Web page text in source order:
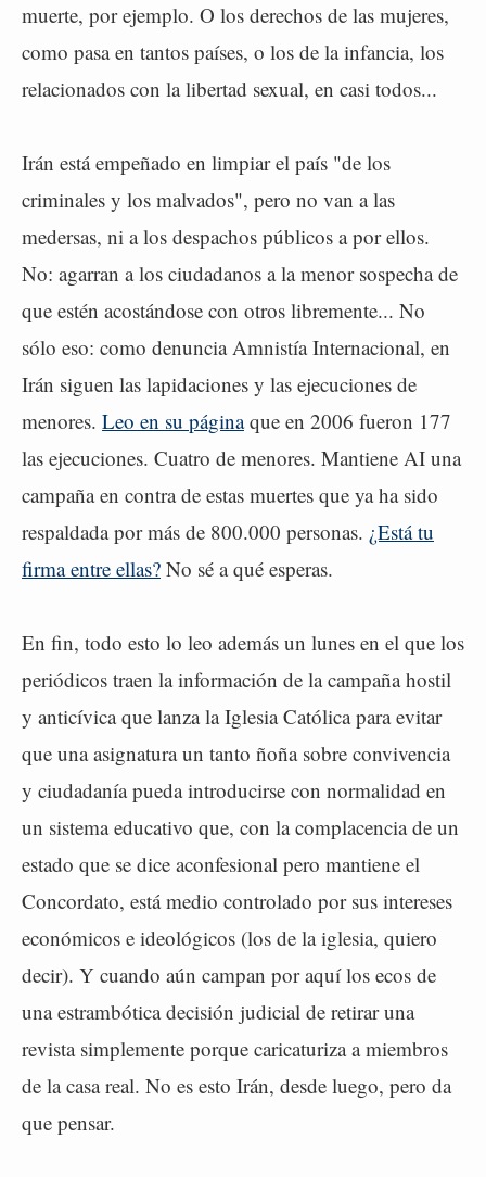
muerte, por ejemplo. O los derechos de las mujeres,
como pasa en tantos países, o los de la infancia, los
relacionados con la libertad sexual, en casi todos...
Irán está empeñado en limpiar el país "de los
criminales y los malvados", pero no van a las
medersas, ni a los despachos públicos a por ellos.
No: agarran a los ciudadanos a la menor sospecha de
que estén acostándose con otros libremente... No
sólo eso: como denuncia Amnistía Internacional, en
Irán siguen las lapidaciones y las ejecuciones de
menores. Leo en su páginaque en 2006 fueron 177
las ejecuciones. Cuatro de menores. Mantiene AI una
campaña en contra de estas muertes que ya ha sido
respaldada por más de 800.000 personas. ¿Está tu
firma entre ellas? No sé a qué esperas.
En fin, todo esto lo leo además un lunes en el que los
periódicos traen la información de la campaña hostil
y anticívica que lanza la Iglesia Católica para evitar
que una asignatura un tanto ñoña sobre convivencia
y ciudadanía pueda introducirse con normalidad en
un sistema educativo que, con la complacencia de un
estado que se dice aconfesional pero mantiene el
Concordato, está medio controlado por sus intereses
económicos e ideológicos (los de la iglesia, quiero
decir). Y cuando aún campan por aquí los ecos de
una estrambótica decisión judicial de retirar una
revista simplemente porque caricaturiza a miembros
de la casa real. No es esto Irán, desde luego, pero da
que pensar.